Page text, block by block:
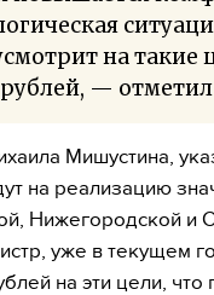
на такие
— отметил
Мишустина,
на реализацию
Нижегородской и
уже в текущем
на эти цели, что